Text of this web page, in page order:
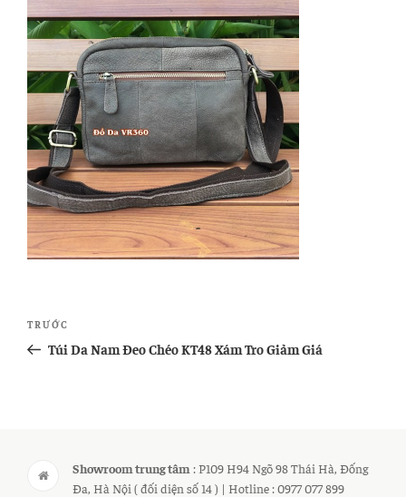
Điều
hướng
Bài
cũ
TRƯỚC
Túi Da Nam Đeo Chéo KT48 Xám Tro Giảm Giá
Showroom trung tâm : P109 H94 Ngõ 98 Thái Hà, Đống
Đa, Hà Nội ( đối diện số 14 ) | Hotline : 0977 077 899